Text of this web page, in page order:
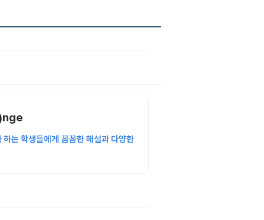
는 학생들에게 꼼꼼한 해설과 다양한